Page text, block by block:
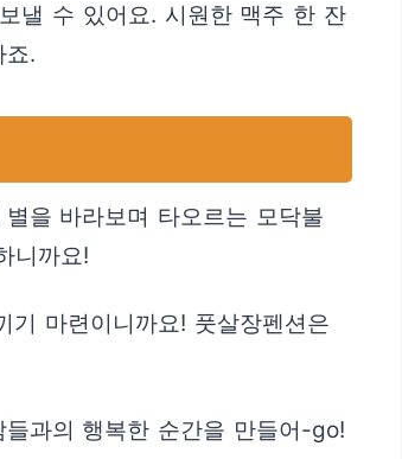
낼 수 있어요. 시원한 맥주 한 잔
.
을 바라보며 타오르는 모닥불
니까요!
마련이니까요! 풋살장펜션은
과의 행복한 순간을 만들어-go!